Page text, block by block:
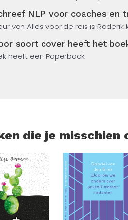
Als je als coach of
gebruik je die om problemen uit
te bereiken. In dit boek vind je
NLP voor coaches en
van Alles voor de reis is Roderik
soort cover heeft het
heeft een Paperback
die je misschien